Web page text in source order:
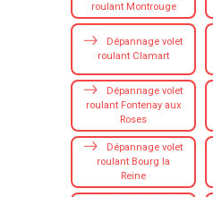
roulant Montrouge
Dépannage volet
roulant Clamart
Dépannage volet
roulant Fontenay aux
Roses
Dépannage volet
roulant Bourg la
Reine